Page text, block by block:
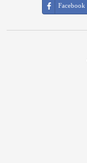
Facebook